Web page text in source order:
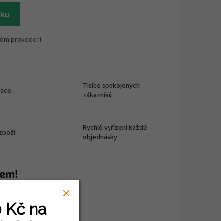
provedení
Tisíce spokojených
zákazníků
Rychlé vyřízení každé
objednávky
Kč na